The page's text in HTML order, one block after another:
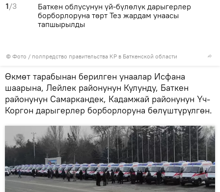
1/3
© Фото / полпредство правительства КР в Баткенской области
Баткен облусунун үй-бүлөлүк дарыгерлер
борборлоруна төрт Тез жардам унаасы
тапшырылды
Өкмөт тарабынан берилген унаалар Исфана
шаарына, Лейлек районунун Кулунду, Баткен
районунун Самаркандек, Кадамжай районунун Үч-
Коргон дарыгерлер борборлоруна бөлүштүрүлгөн.